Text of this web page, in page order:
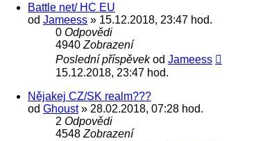
Battle net/ HC EU
od Jameess » 15.12.2018, 23:47 hod.
0 Odpovědi
4940 Zobrazení
Poslední příspěvekod Jameess
15.12.2018, 23:47 hod.
Nějakej CZ/SK realm???
od Ghoust» 28.02.2018, 07:28 hod.
2 Odpovědi
4548 Zobrazení